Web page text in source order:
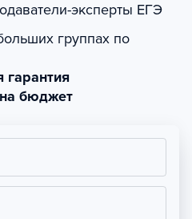
эксперты ЕГЭ
группах по
бюджет